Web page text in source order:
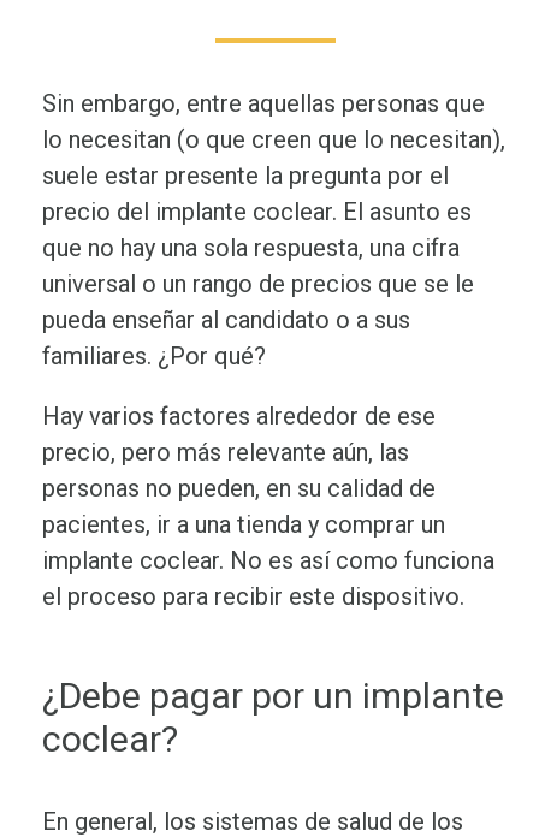
Sin embargo, entre aquellas personas que
lo necesitan (o que creen que lo necesitan),
suele estar presente la pregunta por el
precio del implante coclear. El asunto es
que no hay una sola respuesta, una cifra
universal o un rango de precios que se le
pueda enseñar al candidato o a sus
familiares. ¿Por qué?
Hay varios factores alrededor de ese
precio, pero más relevante aún, las
personas no pueden, en su calidad de
pacientes, ir a una tienda y comprar un
implante coclear. No es así como funciona
el proceso para recibir este dispositivo.
¿Debe pagar por un implante
coclear?
En general, los sistemas de salud de los